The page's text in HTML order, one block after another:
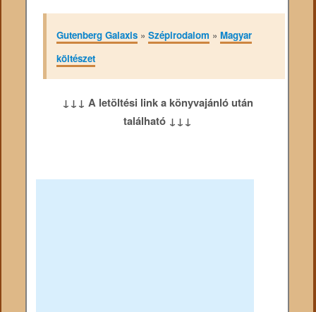
Gutenberg Galaxis» Szépirodalom » Magyar
költészet
↓↓↓ A letöltési link a könyvajánló után
található ↓↓↓